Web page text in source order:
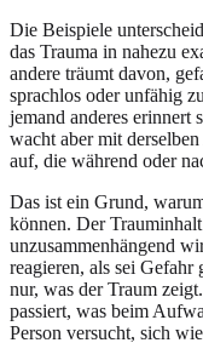
Die Beispiele
das Trauma in nahezu
andere träumt davon,
sprachlos oder unfähig
jemand anderes
wacht aber mit
auf, die während oder
Das ist ein Grund,
können. Der
unzusammenhängend
reagieren, als sei
nur, was der Traum
passiert, was beim
Person versucht, sich